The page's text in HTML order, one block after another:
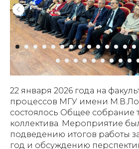
22 января 2026 года на
процессов МГУ имени
состоялось Общее собрание
коллектива. Мероприятие
подведению итогов работы
год и обсуждению